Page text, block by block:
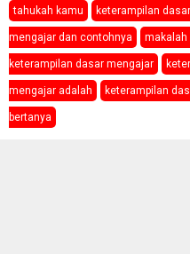
tahukah kamu keterampilan
mengajar dan contohnya makalah
keterampilan dasar mengajar
mengajar adalah keterampilan
bertanya